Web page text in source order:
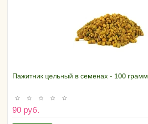
Пажитник цельный в семенах - 100 грамм
90 руб.